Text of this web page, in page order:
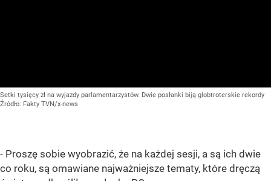
Setki tysięcy zł na wyjazdy parlamentarzystów. Dwie posłanki biją globtroterskie rekordy
Źródło: Fakty TVN/x-news
- Proszę sobie wyobrazić, że na każdej sesji, a są ich dwie
co roku, są omawiane najważniejsze tematy, które dręczą